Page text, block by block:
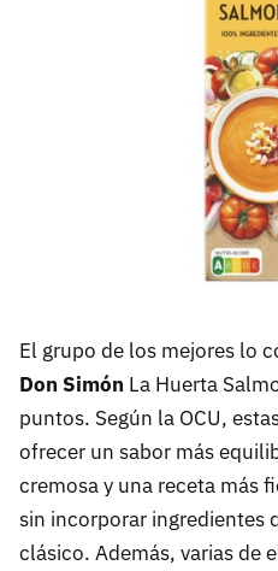
El grupo de los mejores lo
Don Simón La Huerta
puntos. Según la OCU,
ofrecer un sabor más
cremosa y una receta más
sin incorporar ingredientes
clásico. Además, varias de